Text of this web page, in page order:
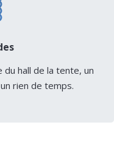
hall de la tente, un
rien de temps.